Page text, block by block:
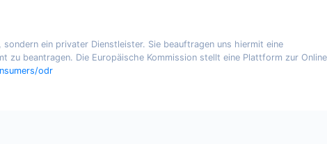
ein privater Dienstleister. Sie beauftragen uns hiermit eine
zu beantragen. Die Europäische Kommission stellt eine Plattform zur
odr